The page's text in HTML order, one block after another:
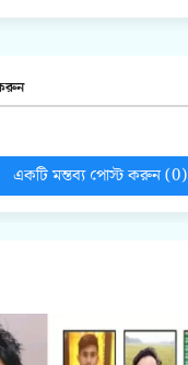
একটি মন্তব্য পোস্ট করুন (0)